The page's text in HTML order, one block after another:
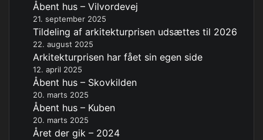
Åbent hus – Vilvordevej
21. september 2025
Tildeling af arkitekturprisen udsættes til 2026
22. august 2025
Arkitekturprisen har fået sin egen side
12. april 2025
Åbent hus – Skovkilden
20. marts 2025
Åbent hus – Kuben
20. marts 2025
Året der gik – 2024